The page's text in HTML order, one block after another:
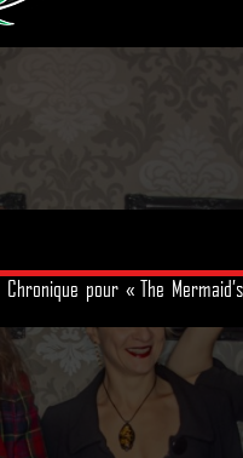
Chronique pour « The Mermaid’s